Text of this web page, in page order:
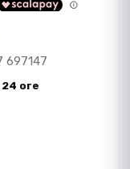
697147
ore